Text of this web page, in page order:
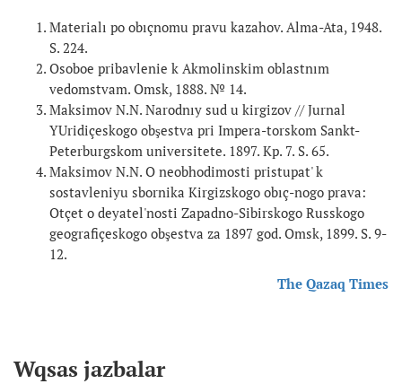
Materialı po obıçnomu pravu kazahov. Alma-Ata, 1948.
S. 224.
Osoboe pribavlenie k Akmolinskim oblastnım
vedomstvam. Omsk, 1888. № 14.
Maksimov N.N. Narodnıy sud u kirgizov // Jurnal
YUridiçeskogo obşestva pri Impera-torskom Sankt-
Peterburgskom universitete. 1897. Kp. 7. S. 65.
Maksimov N.N. O neobhodimosti pristupat' k
sostavleniyu sbornika Kirgizskogo obıç-nogo prava:
Otçet o deyatel'nosti Zapadno-Sibirskogo Russkogo
geografiçeskogo obşestva za 1897 god. Omsk, 1899. S. 9-
12.
The Qazaq Times
Wqsas jazbalar